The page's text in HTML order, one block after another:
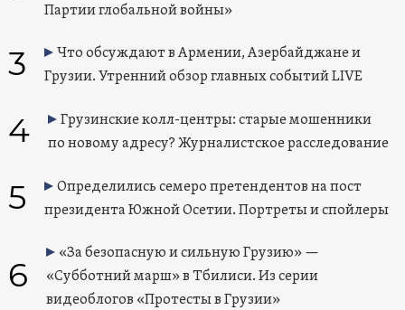
Партии глобальной войны»
3
Что обсуждают в Армении, Азербайджане и
Грузии. Утренний обзор главных событий LIVE
4
Грузинские колл-центры: старые мошенники
по новому адресу? Журналистское расследование
5
Определились семеро претендентов на пост
президента Южной Осетии. Портреты и спойлеры
6
«За безопасную и сильную Грузию» —
«Субботний марш» в Тбилиси. Из серии
видеоблогов «Протесты в Грузии»